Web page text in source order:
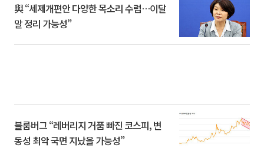
與 “세제개편안 다양한 목소리 수렴…이달
말 정리 가능성”
블룸버그 “레버리지 거품 빠진 코스피, 변
동성 최악 국면 지났을 가능성”